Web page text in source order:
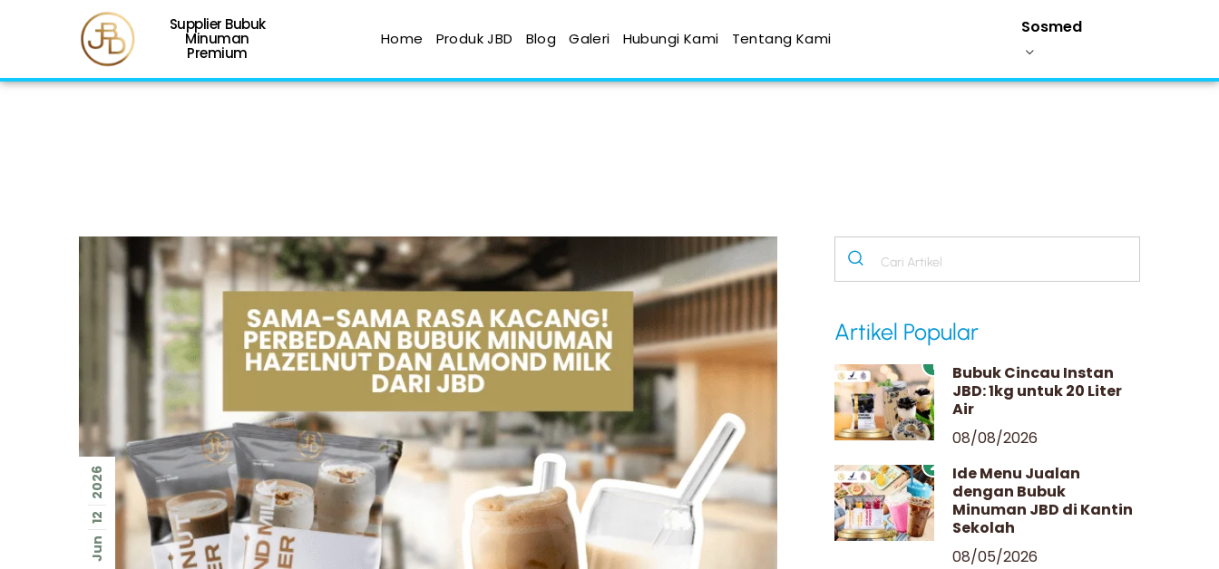
Supplier Bubuk
Minuman
Premium
Home Produk JBD Blog Galeri Hubungi Kami Tentang Kami
Sosmed
Jun
12
2026
Artikel Popular
1
Bubuk Cincau Instan
JBD: 1kg untuk 20 Liter
Air
08/08/2026
2
Ide Menu Jualan
dengan Bubuk
Minuman JBD di Kantin
Sekolah
08/05/2026